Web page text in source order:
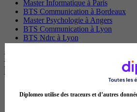
Master Informatique à Paris
BTS Communication à Bordeaux
Master Psychologie à Angers
BTS Communication à Lyon
BTS Ndrc à Lyon
Les intitulés de diplôme
les plus recherchés
BTS Esf en alternance
BTS Dietetique en alternance
Diplomeo utilise des traceurs et d’autres